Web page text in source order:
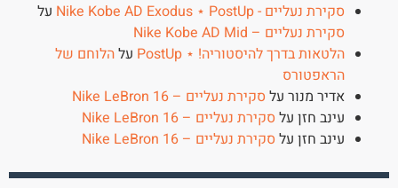
סקירת נעליים - Nike Kobe AD Exodus ⋆ PostUp
על
סקירת נעליים – Nike Kobe AD Mid
הלטאות בדרך להיסטוריה! ⋆ PostUp
עלהלוחם של
הראפטורס
אדיר מנור על סקירת נעליים – Nike LeBron 16
עינב חזן על סקירת נעליים – Nike LeBron 16
עינב חזן על סקירת נעליים – Nike LeBron 16